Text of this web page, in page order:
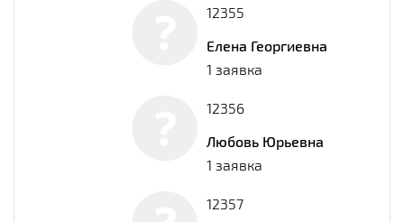
12355
Елена Георгиевна
1 заявка
12356
Любовь Юрьевна
1 заявка
12357